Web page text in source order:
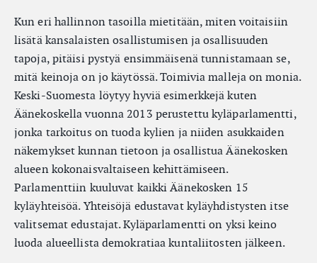
Kun eri hallinnon tasoilla mietitään, miten voitaisiin
lisätä kansalaisten osallistumisen ja osallisuuden
tapoja, pitäisi pystyä ensimmäisenä tunnistamaan se,
mitä keinoja on jo käytössä. Toimivia malleja on monia.
Keski-Suomesta löytyy hyviä esimerkkejä kuten
Äänekoskella vuonna 2013 perustettu kyläparlamentti,
jonka tarkoitus on tuoda kylien ja niiden asukkaiden
näkemykset kunnan tietoon ja osallistua Äänekosken
alueen kokonaisvaltaiseen kehittämiseen.
Parlamenttiin kuuluvat kaikki Äänekosken 15
kyläyhteisöä. Yhteisöjä edustavat kyläyhdistysten itse
valitsemat edustajat. Kyläparlamentti on yksi keino
luoda alueellista demokratiaa kuntaliitosten jälkeen.